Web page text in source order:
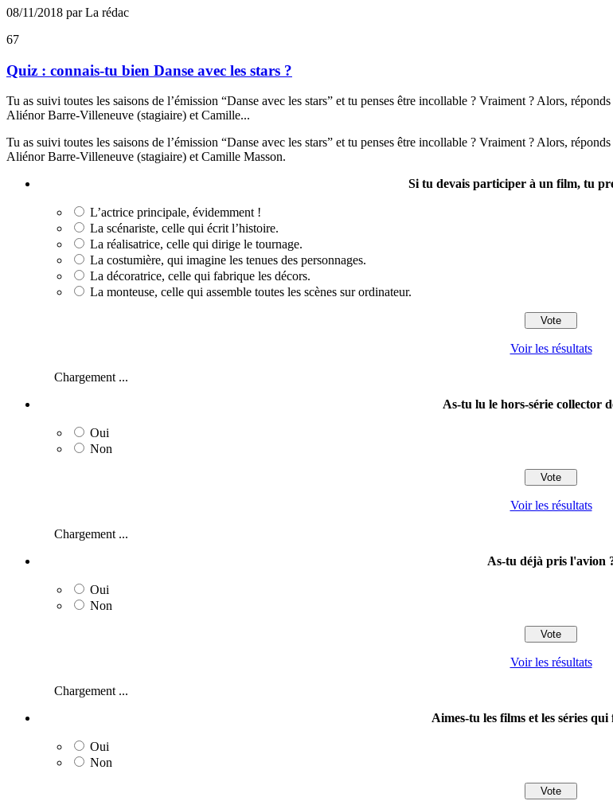
08/11/2018 par La rédac
67
Quiz : connais-tu bien Danse avec les stars ?
Tu as suivi toutes les saisons de l’émission “Danse avec les stars” et tu penses être incollable ? Vraiment ? Alors,
Aliénor Barre-Villeneuve (stagiaire) et Camille...
Tu as suivi toutes les saisons de l’émission “Danse avec les stars” et tu penses être incollable ? Vraiment ? Alors,
Aliénor Barre-Villeneuve (stagiaire) et Camille Masson.
Si tu devais participer à un film, tu
L’actrice principale, évidemment !
La scénariste, celle qui écrit l’histoire.
La réalisatrice, celle qui dirige le tournage.
La costumière, qui imagine les tenues des personnages.
La décoratrice, celle qui fabrique les décors.
La monteuse, celle qui assemble toutes les scènes sur ordinateur.
Voir les résultats
Chargement ...
As-tu lu le hors-série collector
Oui
Non
Voir les résultats
Chargement ...
As-tu déjà pris l'avion
Oui
Non
Voir les résultats
Chargement ...
Aimes-tu les films et les séries
Oui
Non